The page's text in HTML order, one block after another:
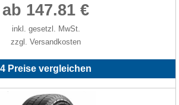
ab 147.81 €
inkl. gesetzl. MwSt.
zzgl. Versandkosten
4 Preise vergleichen